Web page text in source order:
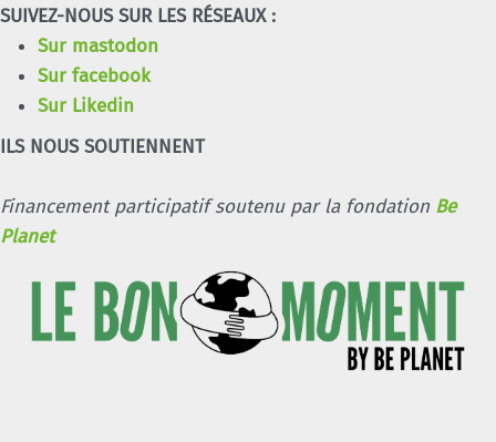
SUIVEZ-NOUS SUR LES RÉSEAUX :
Sur mastodon
Sur facebook
Sur Likedin
ILS NOUS SOUTIENNENT
Financement participatif soutenu par la fondation Be
Planet